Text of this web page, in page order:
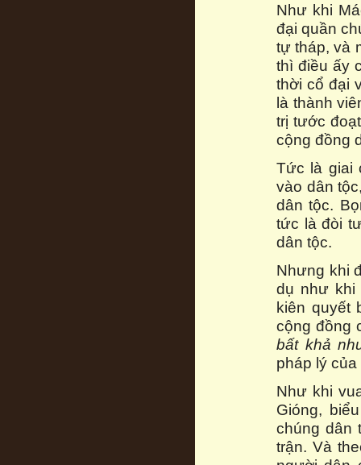
Như khi
đại quần
tự tháp, và
thì điều ấy
thời cổ đại
là thành
trị tước
cộng đồng
Tức là giai
vào dân
dân tộc.
tức là đòi
dân tộc.
Nhưng khi
dụ như khi
kiên quyết
cộng đồng
bất khả
pháp lý
Như khi
Gióng,
chúng dân
trận. Và